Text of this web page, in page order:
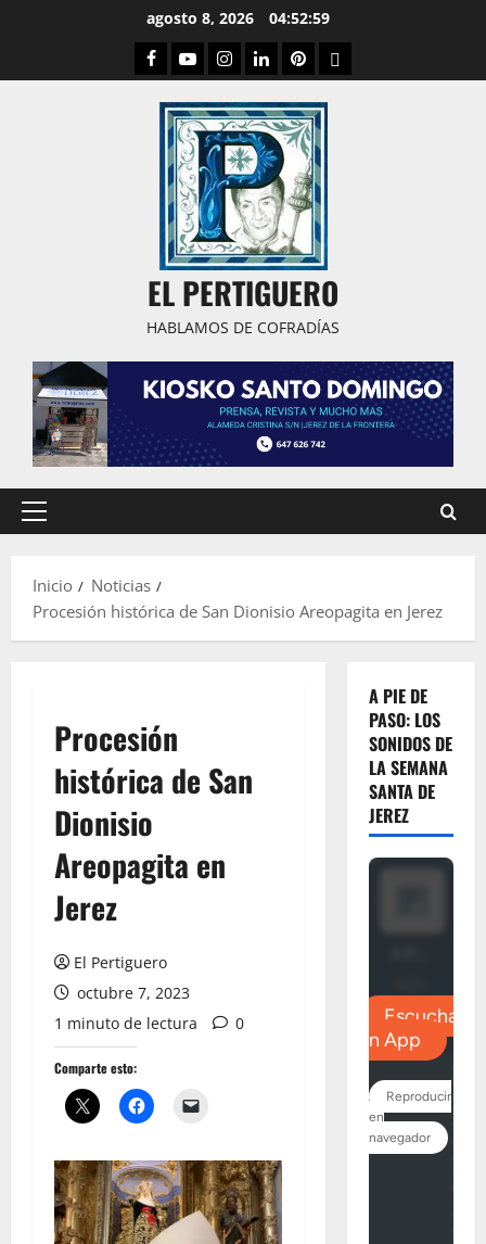
agosto 8, 2026 04:53:00
Facebook
YoutubeInstagram
LinkedPinterestDribbble
EL PERTIGUERO
HABLAMOS DE COFRADÍAS
Menú
Inicio
Noticias
Procesión histórica de San Dionisio Areopagita en Jerez
Procesión
histórica de San
Dionisio
Areopagita en
Jerez
El Pertiguero
octubre 7, 2023
1 minuto de lectura
0
Comparte esto:
A PIE DE
PASO: LOS
SONIDOS DE
LA SEMANA
SANTA DE
JEREZ